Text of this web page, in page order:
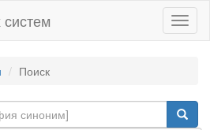
Поиск